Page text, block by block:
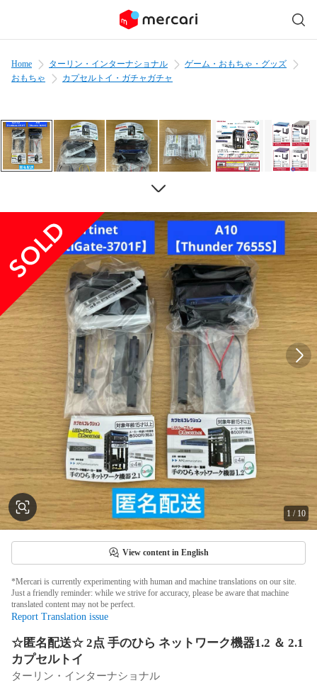
Home ターリン・インターナショナル
ゲーム・おもちゃ・グッズ
おもちゃ
カプセルトイ・ガチャガチャ
1 / 10
View content in English
*Mercari is currently experimenting with human and machine translations on our site.
Just a friendly reminder: while we strive for accuracy, please be aware that machine
translated content may not be perfect.
Report Translation issue
☆匿名配送☆ 2点 手のひら ネットワーク機器1.2 ＆ 2.1
カプセルトイ
ターリン・インターナショナル